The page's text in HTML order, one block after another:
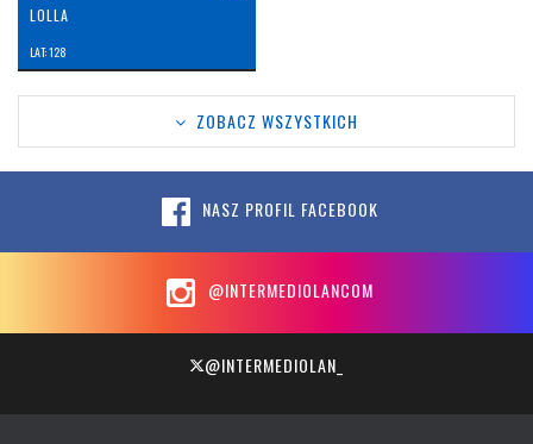
LOLLA
LAT: 128
ZOBACZ WSZYSTKICH
NASZ PROFIL FACEBOOK
@INTERMEDIOLANCOM
@INTERMEDIOLAN_